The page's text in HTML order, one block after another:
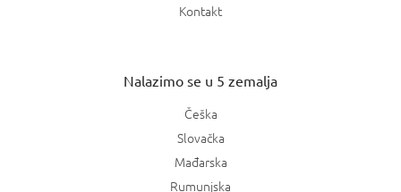
Kontakt
Nalazimo se u 5 zemalja
Češka
Slovačka
Mađarska
Rumunjska